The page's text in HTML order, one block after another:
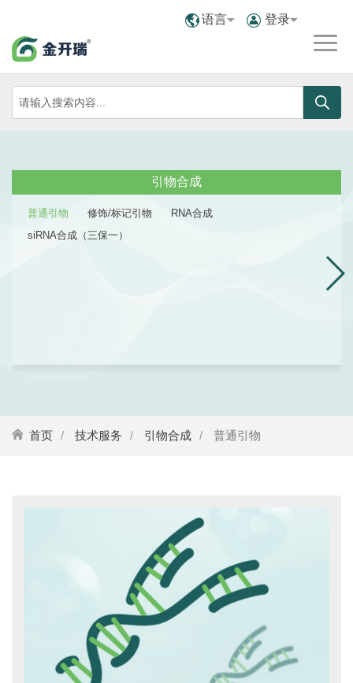
语言 登录
引物合成
普通引物 修饰/标记引物
RNA合成
siRNA合成（三保一）
首页 技术服务 引物合成 普通引物